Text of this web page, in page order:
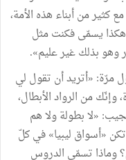
كثير من أبناء هذه الأمة،
هكذا يسمّى فكنت مثل
وهو بذلك غير عليم».
مرّة: «أتريد أن تقول لي
من الرواد الأبطال،
«لا بطولة ولا هم
«أسواق ليبيا» في كلّ
وماذا تسمّي الدروس